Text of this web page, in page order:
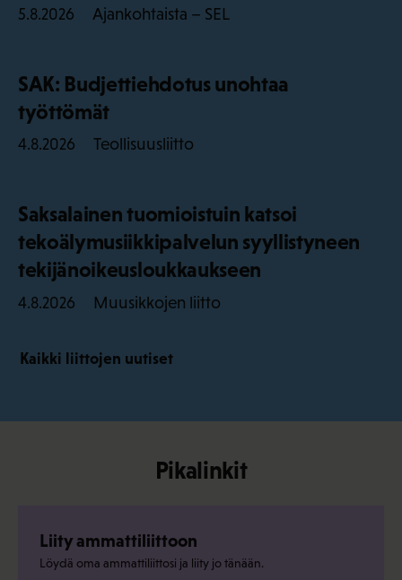
5.8.2026 Ajankohtaista – SEL
SAK: Budjettiehdotus unohtaa
työttömät
4.8.2026 Teollisuusliitto
Saksalainen tuomioistuin katsoi
tekoälymusiikkipalvelun syyllistyneen
tekijänoikeusloukkaukseen
4.8.2026 Muusikkojen liitto
Kaikki liittojen uutiset
Pikalinkit
Liity ammattiliittoon
Löydä oma ammattiliittosi ja liity jo tänään.